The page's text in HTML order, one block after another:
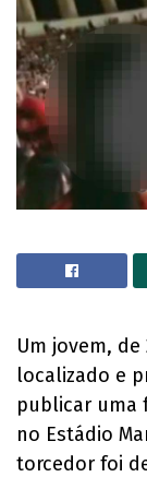
Um jovem,
localizado e
publicar uma
no Estádio
torcedor foi